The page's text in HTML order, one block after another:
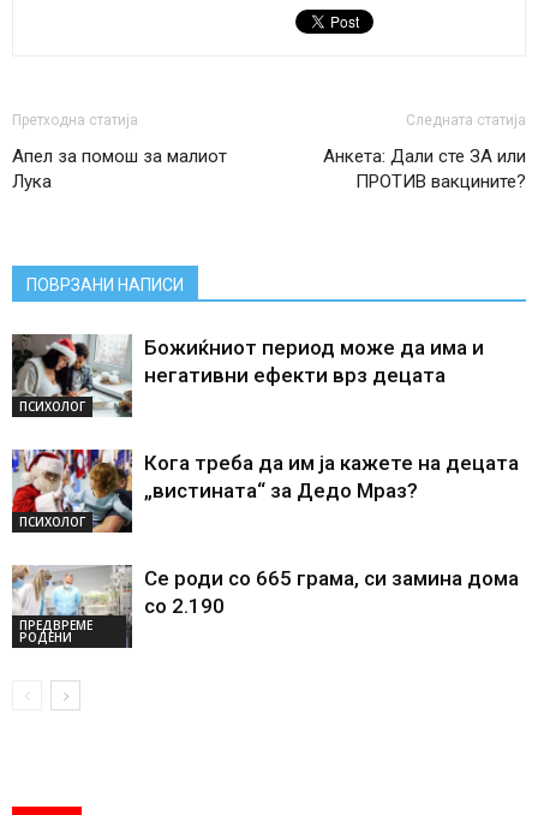
Претходна статија
Апел за помош за малиот
Лука
Следната статија
Анкета: Дали сте ЗА или
ПРОТИВ вакцините?
ПОВРЗАНИ НАПИСИ
ПСИХОЛОГ
Божиќниот период може да има и
негативни ефекти врз децата
ПСИХОЛОГ
Кога треба да им ја кажете на децата
„вистината“ за Дедо Мраз?
ПРЕДВРЕМЕ
РОДЕНИ
Се роди со 665 грама, си замина дома
со 2.190